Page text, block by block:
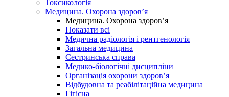
Токсикологія
Медицина. Охорона здоров’я
Медицина. Охорона здоров’я
Показати всі
Медична радіологія і рентгенологія
Загальна медицина
Сестринська справа
Медико-біологічні дисципліни
Організація охорони здоров’я
Відбудовна та реабілітаційна медицина
Гігієна